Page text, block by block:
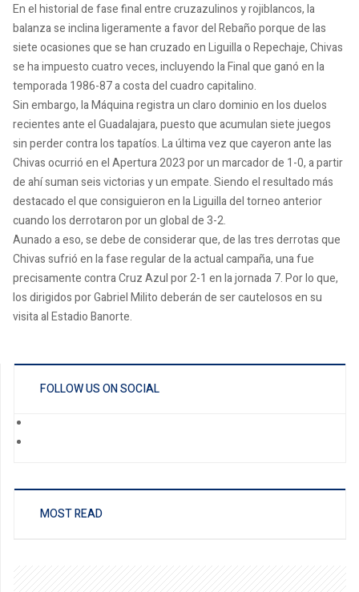
En el historial de fase final entre cruzazulinos y rojiblancos, la
balanza se inclina ligeramente a favor del Rebaño porque de las
siete ocasiones que se han cruzado en Liguilla o Repechaje, Chivas
se ha impuesto cuatro veces, incluyendo la Final que ganó en la
temporada 1986-87 a costa del cuadro capitalino.
Sin embargo, la Máquina registra un claro dominio en los duelos
recientes ante el Guadalajara, puesto que acumulan siete juegos
sin perder contra los tapatíos. La última vez que cayeron ante las
Chivas ocurrió en el Apertura 2023 por un marcador de 1-0, a partir
de ahí suman seis victorias y un empate. Siendo el resultado más
destacado el que consiguieron en la Liguilla del torneo anterior
cuando los derrotaron por un global de 3-2.
Aunado a eso, se debe de considerar que, de las tres derrotas que
Chivas sufrió en la fase regular de la actual campaña, una fue
precisamente contra Cruz Azul por 2-1 en la jornada 7. Por lo que,
los dirigidos por Gabriel Milito deberán de ser cautelosos en su
visita al Estadio Banorte.
FOLLOW US ON SOCIAL
MOST READ